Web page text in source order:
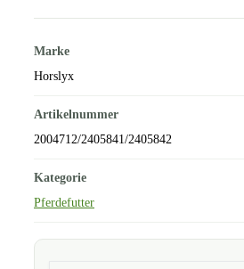
Marke
Horslyx
Artikelnummer
2004712/2405841/2405842
Kategorie
Pferdefutter